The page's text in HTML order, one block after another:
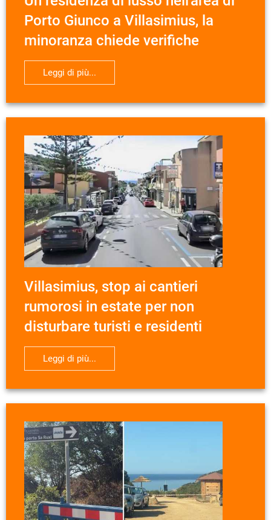
Porto Giunco a Villasimius, la
minoranza chiede verifiche
Leggi di più...
Villasimius, stop ai cantieri
rumorosi in estate per non
disturbare turisti e residenti
Leggi di più...